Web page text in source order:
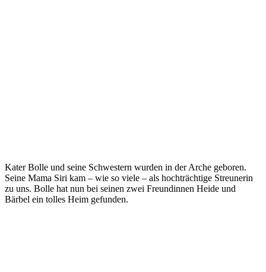
Kater Bolle und seine Schwestern wurden in der Arche geboren.
Seine Mama Siri kam – wie so viele – als hochträchtige Streunerin
zu uns. Bolle hat nun bei seinen zwei Freundinnen Heide und
Bärbel ein tolles Heim gefunden.